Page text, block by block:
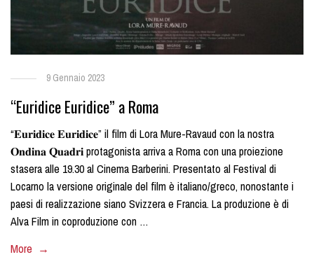
9 Gennaio 2023
“Euridice Euridice” a Roma
“𝐄𝐮𝐫𝐢𝐝𝐢𝐜𝐞 𝐄𝐮𝐫𝐢𝐝𝐢𝐜𝐞” il film di Lora Mure-Ravaud con la nostra
𝐎𝐧𝐝𝐢𝐧𝐚 𝐐𝐮𝐚𝐝𝐫𝐢 protagonista arriva a Roma con una proiezione
stasera alle 19.30 al Cinema Barberini. Presentato al Festival di
Locarno la versione originale del film è italiano/greco, nonostante i
paesi di realizzazione siano Svizzera e Francia. La produzione è di
Alva Film in coproduzione con …
More →